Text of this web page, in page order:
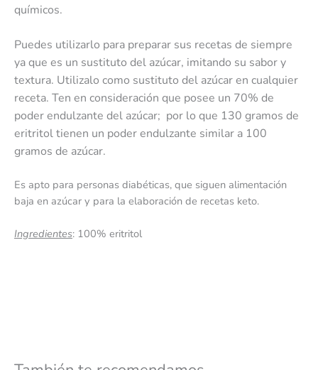
químicos.
Puedes utilizarlo para preparar sus recetas de siempre
ya que es un sustituto del azúcar, imitando su sabor y
textura. Utilizalo como sustituto del azúcar en cualquier
receta. Ten en consideración que posee un 70% de
poder endulzante del azúcar; por lo que 130 gramos de
eritritol tienen un poder endulzante similar a 100
gramos de azúcar.
Es apto para personas diabéticas, que siguen alimentación
baja en azúcar y para la elaboración de recetas keto.
Ingredientes: 100% eritritol